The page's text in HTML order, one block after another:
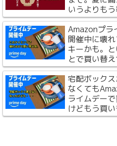
いうよりも
で、お気に
入
Amazonプラ
開催中に壊れ
キーかも。
とで買い替
に本も購入。
宅配ボック
なくても
ライムデーで
けどもう買い
了です。